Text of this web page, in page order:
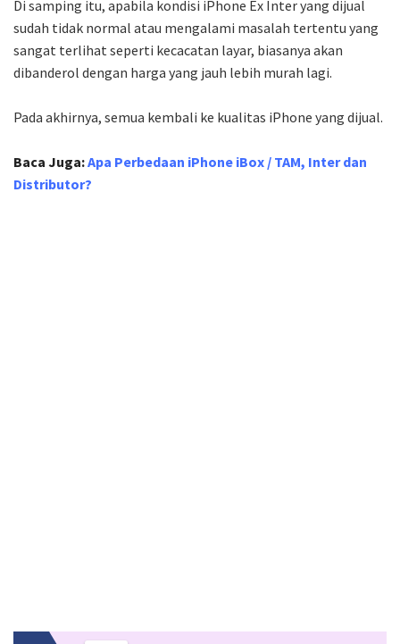
Di samping itu, apabila kondisi iPhone Ex Inter yang dijual
sudah tidak normal atau mengalami masalah tertentu yang
sangat terlihat seperti kecacatan layar, biasanya akan
dibanderol dengan harga yang jauh lebih murah lagi.
Pada akhirnya, semua kembali ke kualitas iPhone yang dijual.
Baca Juga:Apa Perbedaan iPhone iBox / TAM, Inter dan
Distributor?